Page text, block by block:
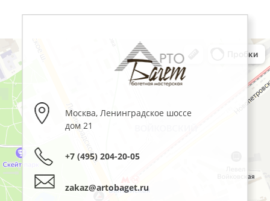
Москва,Ленинградское шоссе
дом 21
+7 (495) 204-20-05
zakaz@artobaget.ru